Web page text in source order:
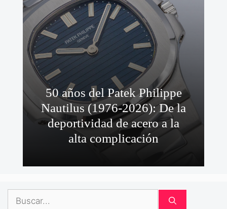
50 años del Patek Philippe
Nautilus (1976-2026): De la
deportividad de acero a la
alta complicación
Buscar: